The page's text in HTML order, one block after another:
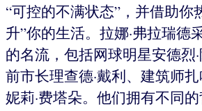
“可控的不满状态”，并借助你
升”你的生活。拉娜·弗拉瑞德
的名流，包括网球明星安德烈
前市长理查德·戴利、建筑师
妮莉·费塔朵。他们拥有不同